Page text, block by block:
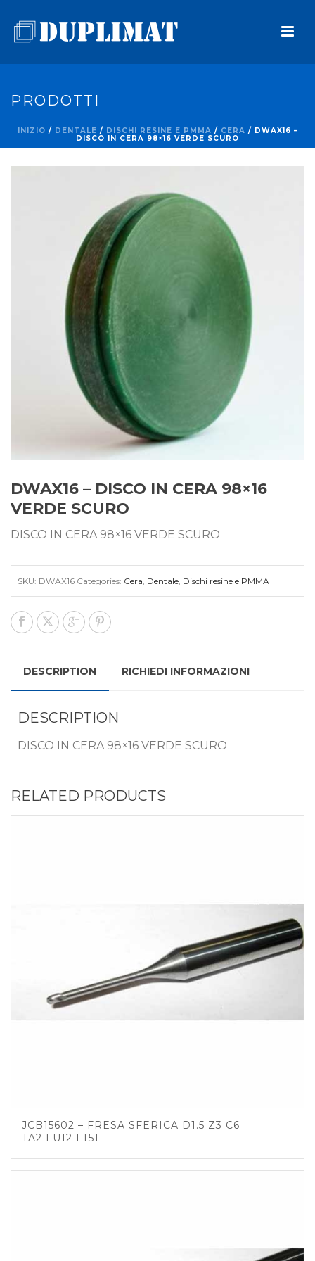
PRODOTTI
INIZIO / DENTALE / DISCHI RESINE E PMMA / CERA / DWAX16 –
DISCO IN CERA 98×16 VERDE SCURO
DWAX16 – DISCO IN CERA 98×16
VERDE SCURO
DISCO IN CERA 98×16 VERDE SCURO
SKU: DWAX16 Categories: Cera, Dentale, Dischi resine e PMMA
DESCRIPTION RICHIEDI INFORMAZIONI
DESCRIPTION
DISCO IN CERA 98×16 VERDE SCURO
RELATED PRODUCTS
JCB15602 – FRESA SFERICA D1.5 Z3 C6
TA2 LU12 LT51